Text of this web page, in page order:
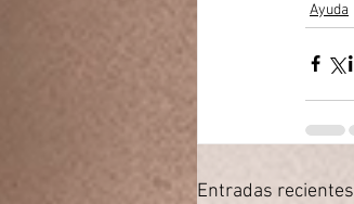
Ayuda
Entradas recientes